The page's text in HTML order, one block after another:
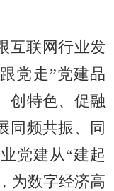
互联网行业发
党走”党建品
创特色、促融
同频共振、同
党建从“建起
为数字经济高